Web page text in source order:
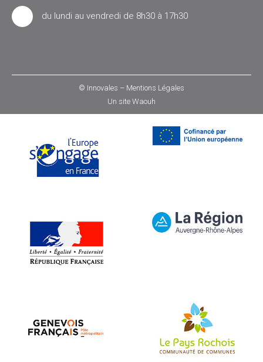
du lundi au vendredi de 8h30 à 17h30
© Innovales – Mentions Légales
Un site Waouh